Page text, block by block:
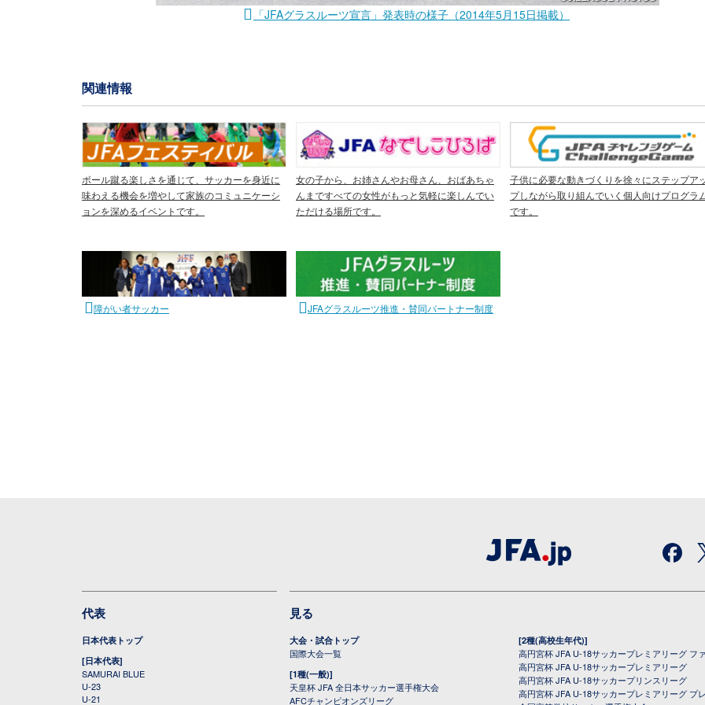
「JFAグラスルーツ宣言」発表時の様子（2014年5月15日掲載）
関連情報
ボール蹴る楽しさを通じて、サッカーを身近に
味わえる機会を増やして家族のコミュニケーシ
ョンを深めるイベントです。
女の子から、お姉さんやお母さん、おばあちゃ
んまですべての女性がもっと気軽に楽しんでい
ただける場所です。
子供に必要な動きづくりを徐々にステップア
プしながら取り組んでいく個人向けプログラ
です。
障がい者サッカー JFAグラスルーツ推進・賛同パートナー制度
代表
日本代表トップ
[日本代表]
SAMURAI BLUE
U-23
U-21
見る
大会・試合トップ
国際大会一覧
[1種(一般)]
天皇杯 JFA 全日本サッカー選手権大会
AFCチャンピオンズリーグ
[2種(高校生年代)]
高円宮杯 JFA U-18サッカープレミアリーグ フ
高円宮杯 JFA U-18サッカープレミアリーグ
高円宮杯 JFA U-18サッカープリンスリーグ
高円宮杯 JFA U-18サッカープレミアリーグ プ